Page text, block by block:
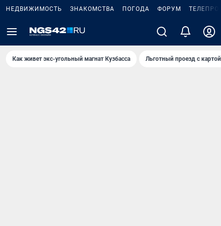
НЕДВИЖИМОСТЬ ЗНАКОМСТВА ПОГОДА ФОРУМ
Как живет экс-угольный магнат Кузбасса Льготный проезд с